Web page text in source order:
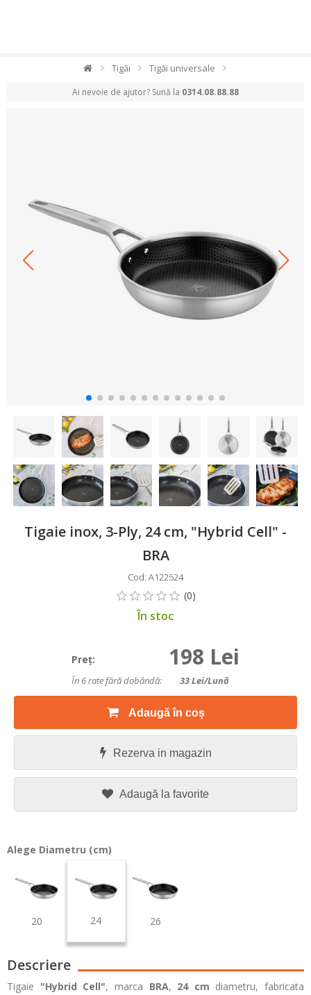
Tigăi Tigăi universale
Ai nevoie de ajutor? Sună la 0314.08.88.88
Tigaie inox, 3-Ply, 24 cm, "Hybrid Cell" -
BRA
Cod: A122524
În stoc
Preţ: 198 Lei
În 6 rate fără dobândă: 33Lei/lună
Adaugă în coș
Rezerva in magazin
Adaugă la favorite
Alege Diametru (cm)
20 24 26
Descriere
Tigaie "Hybrid Cell", marca BRA, 24 cm diametru, fabricata